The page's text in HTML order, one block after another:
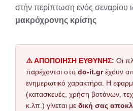
στήν περίπτωση ενός σεναρίου
μακρόχρονης κρίσης
⚠️ ΑΠΟΠΟΙΗΣΗ ΕΥΘΥΝΗΣ: Οι
παρέχονται στο do-it.grέχουν
ενημερωτικό χαρακτήρα. Η
(κατασκευές, χρήση βοτάνων,
κ.λπ.) γίνεται με δική σας